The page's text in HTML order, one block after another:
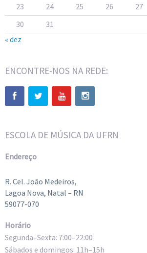
23
24 25 26 27
30
31
« dez
ENCONTRE-NOS NA REDE:
ESCOLA DE MÚSICA DA UFRN
Endereço
R. Cel. João Medeiros,
Lagoa Nova, Natal – RN
59077-070
Horário
Segunda–Sexta: 7:00–22:00
Sábados e domingos: 11h–15h